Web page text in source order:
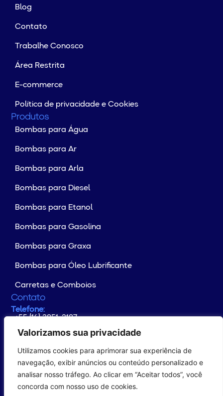
Valorizamos sua privacidade
Utilizamos cookies para aprimorar sua experiência de
navegação, exibir anúncios ou conteúdo personalizado e
analisar nosso tráfego. Ao clicar em “Aceitar todos”, você
concorda com nosso uso de cookies.
Blog
Contato
Trabalhe Conosco
Área Restrita
E-commerce
Política de privacidade e Cookies
Produtos
Bombas para Água
Bombas para Ar
Bombas para Arla
Bombas para Diesel
Bombas para Etanol
Bombas para Gasolina
Bombas para Graxa
Bombas para Óleo Lubrificante
Carretas e Comboios
Contato
Telefone:
+55 (16) 3851-2187
Whatsapp:
+55 (16) 99176-4133
Endereço:
Rodovia Altino Arantes Km 102
CEP: 14.649-899 - Distrito Industrial
Morro Agudo/SP – Brasil